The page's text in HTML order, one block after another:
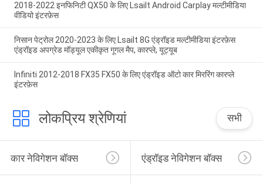
2018-2022 इनफिनिटी QX50 के लिए Lsailt Android Carplay मल्टीमीडिया
वीडियो इंटरफ़ेस
निसान पेट्रोल 2020-2023 के लिए Lsailt 8G एंड्रॉइड मल्टीमीडिया इंटरफ़ेस
एंड्रॉइड अपग्रेड मॉड्यूल एकीकृत गूगल मैप, कारप्ले, यूट्यूब
Infiniti 2012-2018 FX35 FX50 के लिए एंड्रॉइड ऑटो कार मिररिंग कारप्ले
इंटरफ़ेस
लोकप्रिय श्रेणियां सभी
कार नेविगेशन बॉक्स एंड्रॉइड नेविगेशन बॉक्स